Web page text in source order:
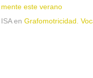
mente este verano
ISAen Grafomotricidad.